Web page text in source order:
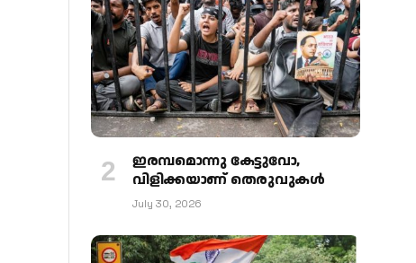
ഇരമ്പമൊന്നു കേട്ടുവോ,
വിളിക്കയാണ് തെരുവുകള്‍
July 30, 2026